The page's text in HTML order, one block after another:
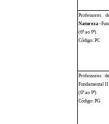
Professores
Natureza -
(6º ao 9º)
Código: PC
Professores
Fundamental II
(6º ao 9º)
Código: PG